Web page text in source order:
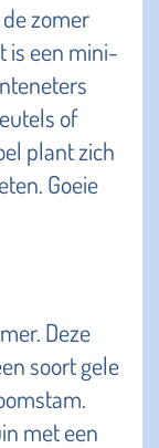
zomer
is een mini-
of
plant zich
Goeie
Deze
soort gele
met een